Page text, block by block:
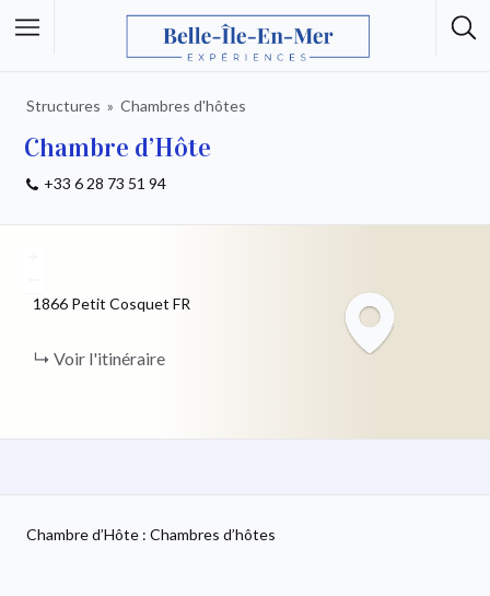
Structures Chambres d'hôtes
Chambre d’Hôte
+33 6 28 73 51 94
1866 Petit Cosquet FR
Voir l'itinéraire
Chambre d’Hôte : Chambres d’hôtes